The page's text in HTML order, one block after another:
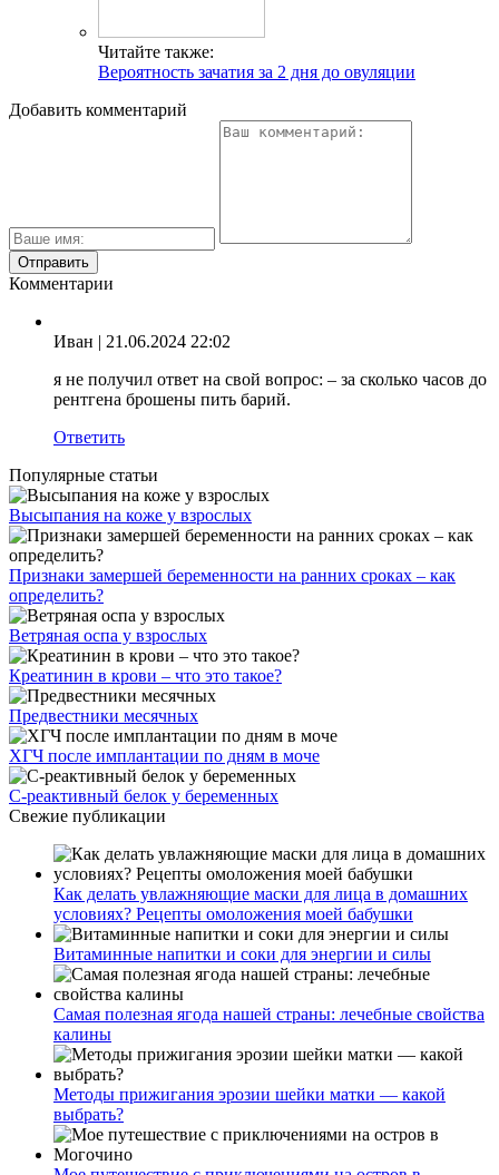
Читайте также:
Вероятность зачатия за 2 дня до овуляции
Добавить комментарий
Комментарии
Иван | 21.06.2024 22:02
я не получил ответ на свой вопрос: – за сколько часов до
рентгена брошены пить барий.
Ответить
Популярные статьи
Высыпания на коже у взрослых
Признаки замершей беременности на ранних сроках – как
определить?
Ветряная оспа у взрослых
Креатинин в крови – что это такое?
Предвестники месячных
ХГЧ после имплантации по дням в моче
С-реактивный белок у беременных
Свежие публикации
Как делать увлажняющие маски для лица в домашних
условиях? Рецепты омоложения моей бабушки
Витаминные напитки и соки для энергии и силы
Самая полезная ягода нашей страны: лечебные свойства
калины
Методы прижигания эрозии шейки матки — какой
выбрать?